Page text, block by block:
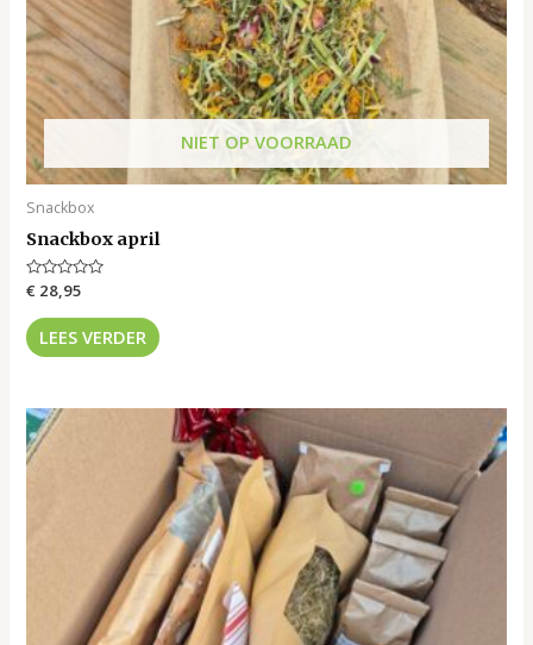
NIET OP VOORRAAD
Snackbox
Snackbox april
Gewaardeerd
uit
5
€ 28,95
LEES VERDER